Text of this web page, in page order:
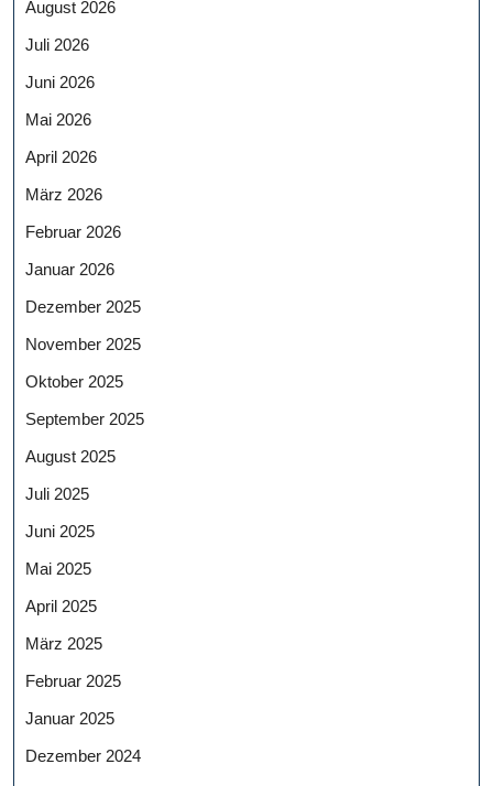
August 2026
Juli 2026
Juni 2026
Mai 2026
April 2026
März 2026
Februar 2026
Januar 2026
Dezember 2025
November 2025
Oktober 2025
September 2025
August 2025
Juli 2025
Juni 2025
Mai 2025
April 2025
März 2025
Februar 2025
Januar 2025
Dezember 2024